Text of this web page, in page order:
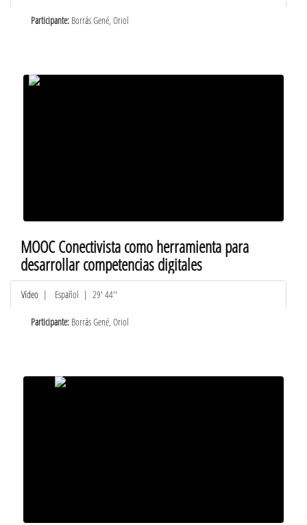
Participante: Borrás Gené, Oriol
MOOC Conectivista como herramienta para
desarrollar competencias digitales
Vídeo | Español | 29' 44''
Participante: Borrás Gené, Oriol